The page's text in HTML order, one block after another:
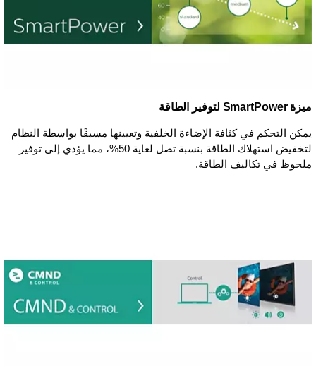
ميزة SmartPower لتوفير الطاقة
يمكن التحكم في كثافة الإضاءة الخلفية وتعيينها مسبقًا بواسطة النظام
لتخفيض استهلاك الطاقة بنسبة تصل لغاية 50%، مما يؤدي إلى توفير
ملحوظ في تكاليف الطاقة.